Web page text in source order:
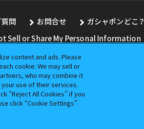
問 お問合せ ガシャポンどこ？
Sell or Share My Personal Information
タの無断転用、転載をお断りします。
す。
content and ads. Please
cookie. We may sell or
who may combine it
use of their services.
“Reject All Cookies” if you
click “Cookie Settings”.